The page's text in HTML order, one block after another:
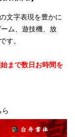
行書体
勘亭流
イン毛筆
文字表現を豊かに
ム、遊技機、放
す。
まで数日お時間を